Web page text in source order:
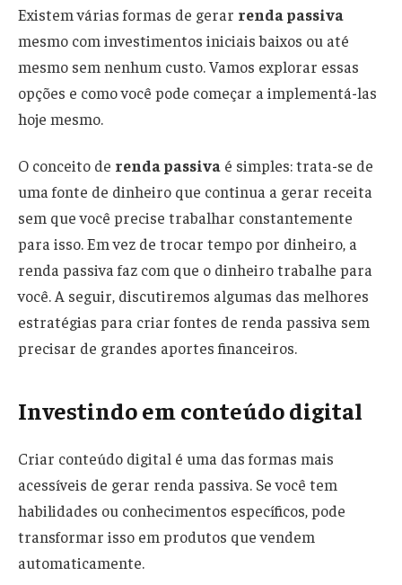
Existem várias formas de gerar renda passiva
mesmo com investimentos iniciais baixos ou até
mesmo sem nenhum custo. Vamos explorar essas
opções e como você pode começar a implementá-las
hoje mesmo.
O conceito de renda passiva é simples: trata-se de
uma fonte de dinheiro que continua a gerar receita
sem que você precise trabalhar constantemente
para isso. Em vez de trocar tempo por dinheiro, a
renda passiva faz com que o dinheiro trabalhe para
você. A seguir, discutiremos algumas das melhores
estratégias para criar fontes de renda passiva sem
precisar de grandes aportes financeiros.
Investindo em conteúdo digital
Criar conteúdo digital é uma das formas mais
acessíveis de gerar renda passiva. Se você tem
habilidades ou conhecimentos específicos, pode
transformar isso em produtos que vendem
automaticamente.